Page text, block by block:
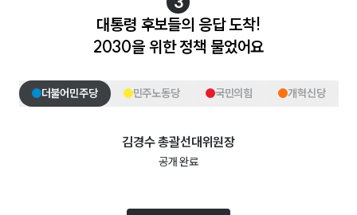
대통령 후보들의 응답 도착!
2030을 위한 정책 물었어요
더불어민주당 민주노동당 국민의힘 개혁신당
김경수총괄선대위원장
공개 완료